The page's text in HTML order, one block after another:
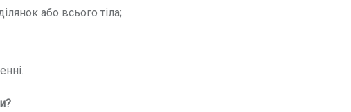
або всього тіла;